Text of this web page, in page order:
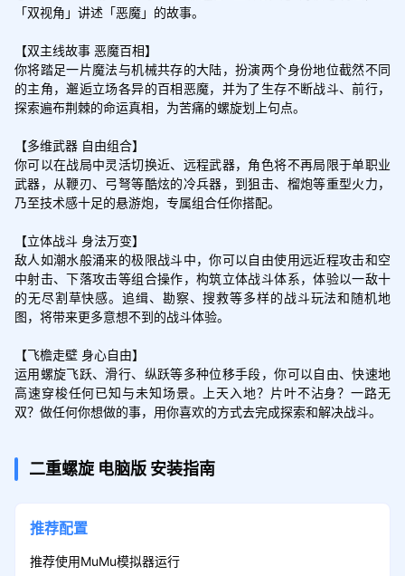
「双视角」讲述「恶魔」的故事。
【双主线故事 恶魔百相】
你将踏足一片魔法与机械共存的大陆，扮演两个身份地位截然不同
的主角，邂逅立场各异的百相恶魔，并为了生存不断战斗、前行，
探索遍布荆棘的命运真相，为苦痛的螺旋划上句点。
【多维武器 自由组合】
你可以在战局中灵活切换近、远程武器，角色将不再局限于单职业
武器，从鞭刃、弓弩等酷炫的冷兵器，到狙击、榴炮等重型火力，
乃至技术感十足的悬游炮，专属组合任你搭配。
【立体战斗 身法万变】
敌人如潮水般涌来的极限战斗中，你可以自由使用远近程攻击和空
中射击、下落攻击等组合操作，构筑立体战斗体系，体验以一敌十
的无尽割草快感。追缉、勘察、搜救等多样的战斗玩法和随机地
图，将带来更多意想不到的战斗体验。
【飞檐走壁 身心自由】
运用螺旋飞跃、滑行、纵跃等多种位移手段，你可以自由、快速地
高速穿梭任何已知与未知场景。上天入地？片叶不沾身？一路无
双？做任何你想做的事，用你喜欢的方式去完成探索和解决战斗。
二重螺旋 电脑版 安装指南
推荐配置
推荐使用MuMu模拟器运行